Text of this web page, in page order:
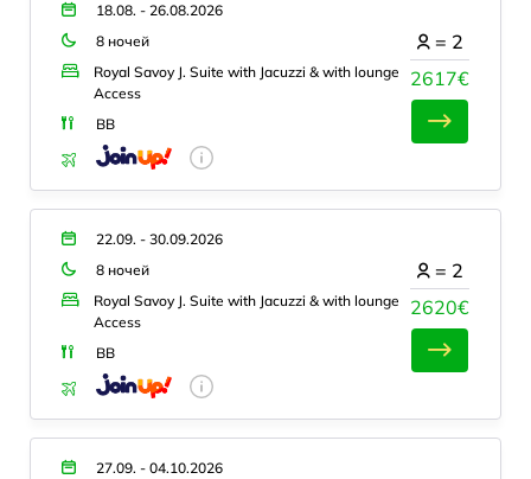
18.08. - 26.08.2026
8 ночей
Royal Savoy J. Suite with Jacuzzi & with lounge
Access
BB
2617€
= 2
22.09. - 30.09.2026
8 ночей
Royal Savoy J. Suite with Jacuzzi & with lounge
Access
BB
2620€
= 2
27.09. - 04.10.2026